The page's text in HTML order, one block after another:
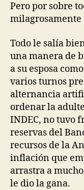
Pero por sobre
milagrosamente
Todo le salía
una manera de
a su esposa
varios turnos
alternancia
ordenar la
INDEC, no tuvo
reservas del
recursos de la
inflación que
arrastra a
le dio la gana.